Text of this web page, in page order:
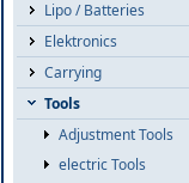
Lipo / Batteries
Elektronics
Carrying
Tools
Adjustment Tools
electric Tools